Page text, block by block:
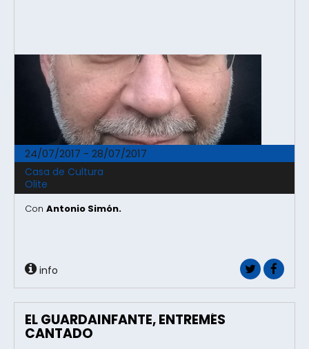
24/07/2017 - 28/07/2017
Casa de Cultura
Olite
Con Antonio Simón.
info
EL GUARDAINFANTE, ENTREMÉS
CANTADO